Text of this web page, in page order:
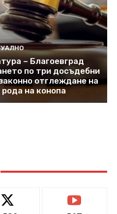
– Благоевград
по три досъдебни
отглеждане на
на конопа